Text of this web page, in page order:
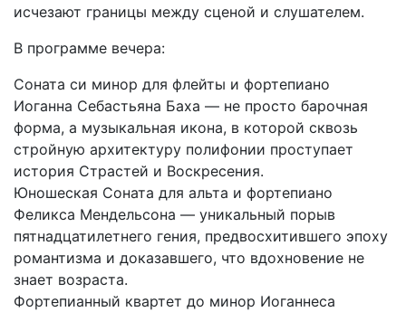
исчезают границы между сценой и слушателем.
В программе вечера:
Соната си минор для флейты и фортепиано
Иоганна Себастьяна Баха — не просто барочная
форма, а музыкальная икона, в которой сквозь
стройную архитектуру полифонии проступает
история Страстей и Воскресения.
Юношеская Соната для альта и фортепиано
Феликса Мендельсона — уникальный порыв
пятнадцатилетнего гения, предвосхитившего эпоху
романтизма и доказавшего, что вдохновение не
знает возраста.
Фортепианный квартет до минор Иоганнеса